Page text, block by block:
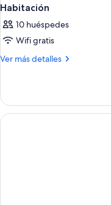
Habitación
10 huéspedes
Wifi gratis
Ver más detalles
Más